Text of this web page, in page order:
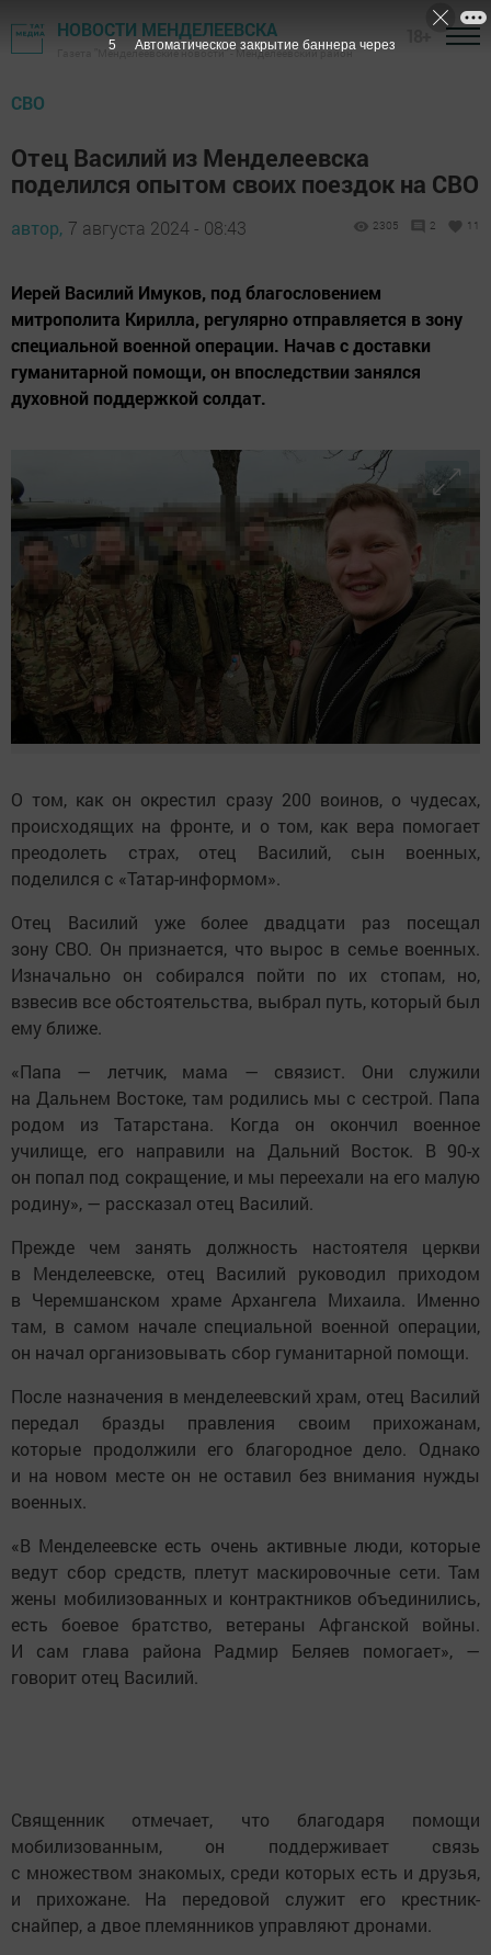
НОВОСТИ МЕНДЕЛЕЕВСКА
Газета "Менделеевские новости" - Менделеевский район
СВО
Отец Василий из Менделеевска
поделился опытом своих поездок на СВО
автор, 7 августа 2024 - 08:43 2305 2 11
Иерей Василий Имуков, под благословением
митрополита Кирилла, регулярно отправляется в зону
специальной военной операции. Начав с доставки
гуманитарной помощи, он впоследствии занялся
духовной поддержкой солдат.
О том, как он окрестил сразу 200 воинов, о чудесах,
происходящих на фронте, и о том, как вера помогает
преодолеть страх, отец Василий, сын военных,
поделился с «Татар-информом».
Отец Василий уже более двадцати раз посещал
зону СВО. Он признается, что вырос в семье военных.
Изначально он собирался пойти по их стопам, но,
взвесив все обстоятельства, выбрал путь, который был
ему ближе.
«Папа — летчик, мама — связист. Они служили
на Дальнем Востоке, там родились мы с сестрой. Папа
родом из Татарстана. Когда он окончил военное
училище, его направили на Дальний Восток. В 90-х
он попал под сокращение, и мы переехали на его малую
родину», — рассказал отец Василий.
Прежде чем занять должность настоятеля церкви
в Менделеевске, отец Василий руководил приходом
в Черемшанском храме Архангела Михаила. Именно
там, в самом начале специальной военной операции,
он начал организовывать сбор гуманитарной помощи.
После назначения в менделеевский храм, отец Василий
передал бразды правления своим прихожанам,
которые продолжили его благородное дело. Однако
и на новом месте он не оставил без внимания нужды
военных.
«В Менделеевске есть очень активные люди, которые
ведут сбор средств, плетут маскировочные сети. Там
жены мобилизованных и контрактников объединились,
есть боевое братство, ветераны Афганской войны.
И сам глава района Радмир Беляев помогает», —
говорит отец Василий.
Священник отмечает, что благодаря помощи
мобилизованным, он поддерживает связь
с множеством знакомых, среди которых есть и друзья,
и прихожане. На передовой служит его крестник-
снайпер, а двое племянников управляют дронами.
3 Автоматическое закрытие баннера через